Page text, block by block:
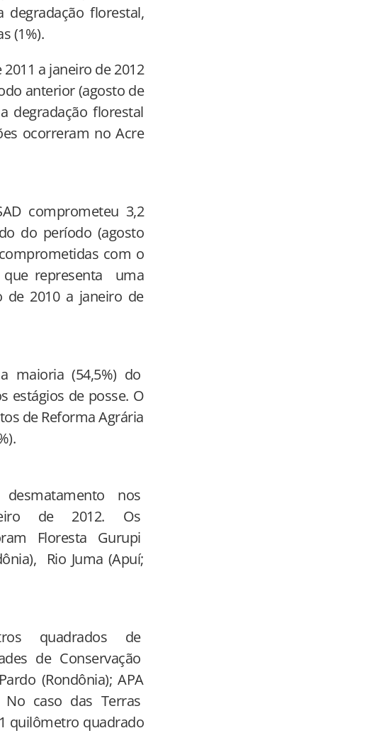
florestal,
(1%).
a janeiro de 2012
anterior (agosto de
degradação florestal
ocorreram no Acre
comprometeu 3,2
do período (agosto
com o
que representa uma
de 2010 a janeiro de
maioria (54,5%) do
estágios de posse. O
de Reforma Agrária
nos
de 2012. Os
Floresta Gurupi
Rio Juma (Apuí;
quadrados de
de Conservação
(Rondônia); APA
No caso das Terras
quilômetro quadrado